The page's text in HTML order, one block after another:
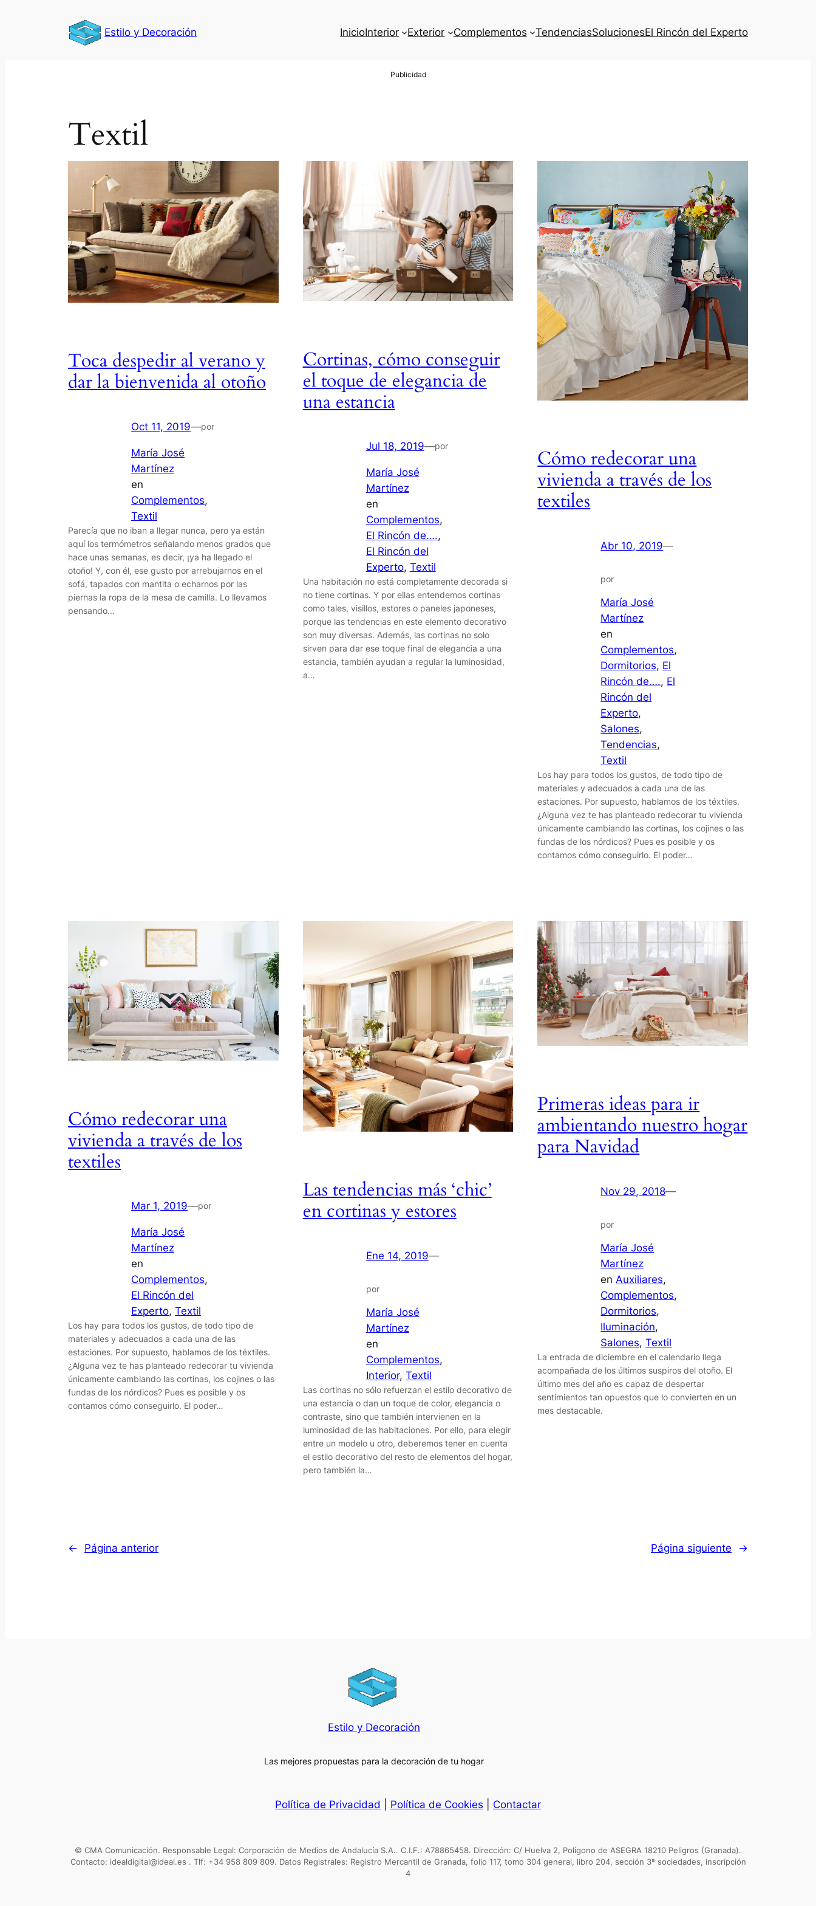
Estilo y Decoración InicioInterior Exterior Complementos TendenciasSolucionesEl Rincón del Experto
Textil
Toca despedir al verano y
dar la bienvenida al otoño
Oct 11, 2019—por
María José
Martínez
en
Complementos
Textil
Parecía que no iban a llegar nunca, pero ya están
aquí los termómetros señalando menos grados que
hace unas semanas, es decir, ¡ya ha llegado el
otoño! Y, con él, ese gusto por arrebujarnos en el
sofá, tapados con mantita o echarnos por las
piernas la ropa de la mesa de camilla. Lo llevamos
pensando…
Cortinas, cómo conseguir
el toque de elegancia de
una estancia
Jul 18, 2019—por
María José
Martínez
en
Complementos
El Rincón de….
El Rincón del
Experto, Textil
Una habitación no está completamente decorada si
no tiene cortinas. Y por ellas entendemos cortinas
como tales, visillos, estores o paneles japoneses,
porque las tendencias en este elemento decorativo
son muy diversas. Además, las cortinas no solo
sirven para dar ese toque final de elegancia a una
estancia, también ayudan a regular la luminosidad,
a…
Cómo redecorar una
vivienda a través de los
textiles
Abr 10, 2019—
por
María José
Martínez
en
Complementos
Dormitorios, El
Rincón de…., El
Rincón del
Experto
Salones
Tendencias
Textil
Los hay para todos los gustos, de todo tipo de
materiales y adecuados a cada una de las
estaciones. Por supuesto, hablamos de los téxtiles.
¿Alguna vez te has planteado redecorar tu vivienda
únicamente cambiando las cortinas, los cojines o las
fundas de los nórdicos? Pues es posible y os
contamos cómo conseguirlo. El poder…
Cómo redecorar una
vivienda a través de los
textiles
Mar 1, 2019—por
María José
Martínez
en
Complementos
El Rincón del
Experto, Textil
Los hay para todos los gustos, de todo tipo de
materiales y adecuados a cada una de las
estaciones. Por supuesto, hablamos de los téxtiles.
¿Alguna vez te has planteado redecorar tu vivienda
únicamente cambiando las cortinas, los cojines o las
fundas de los nórdicos? Pues es posible y os
contamos cómo conseguirlo. El poder…
Las tendencias más ‘chic’
en cortinas y estores
Ene 14, 2019—
por
María José
Martínez
en
Complementos
Interior, Textil
Las cortinas no sólo refuerzan el estilo decorativo de
una estancia o dan un toque de color, elegancia o
contraste, sino que también intervienen en la
luminosidad de las habitaciones. Por ello, para elegir
entre un modelo u otro, deberemos tener en cuenta
el estilo decorativo del resto de elementos del hogar,
pero también la…
Primeras ideas para ir
ambientando nuestro hogar
para Navidad
Nov 29, 2018—
por
María José
Martínez
enAuxiliares
Complementos
Dormitorios
Iluminación
Salones, Textil
La entrada de diciembre en el calendario llega
acompañada de los últimos suspiros del otoño. El
último mes del año es capaz de despertar
sentimientos tan opuestos que lo convierten en un
mes destacable.
← Página anterior Página siguiente →
Estilo y Decoración
Las mejores propuestas para la decoración de tu hogar
Política de Privacidad Política de Cookies Contactar
© CMA Comunicación. Responsable Legal: Corporación de Medios de Andalucía S.A.. C.I.F.: A78865458. Dirección: C/ Huelva 2, Polígono de ASEGRA 18210 Peligros (Granada).
Contacto: idealdigital@ideal.es . Tlf: +34 958 809 809. Datos Registrales: Registro Mercantil de Granada, folio 117, tomo 304 general, libro 204, sección 3ª sociedades, inscripción
4